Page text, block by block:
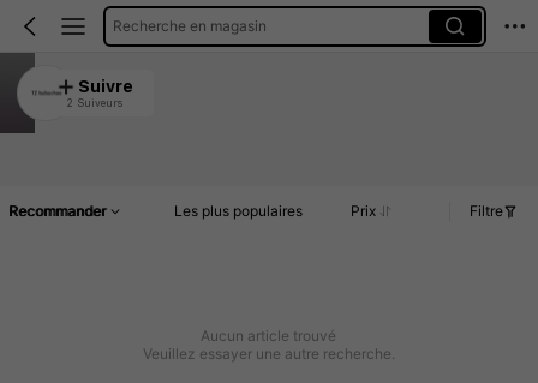
Recherche en magasin
TZ bubuchao
5.00
Suivre
2 Suiveurs
Recommander Les plus populaires Prix Filtre
Aucun article trouvé
Veuillez essayer une autre recherche.